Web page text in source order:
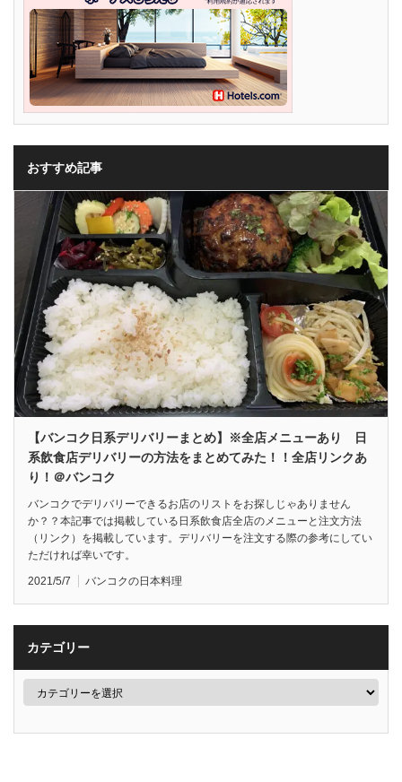
おすすめ記事
【バンコク日系デリバリーまとめ】※全店メニューあり 日
系飲食店デリバリーの方法をまとめてみた！！全店リンクあ
り！＠バンコク
バンコクでデリバリーできるお店のリストをお探しじゃありません
か？？本記事では掲載している日系飲食店全店のメニューと注文方法
（リンク）を掲載しています。デリバリーを注文する際の参考にしてい
ただければ幸いです。
2021/5/7 バンコクの日本料理
カテゴリー